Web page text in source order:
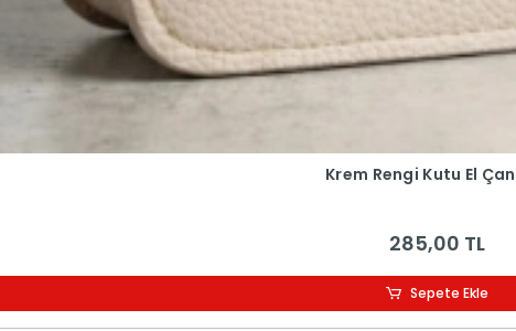
Krem Rengi Kutu El
285,00 TL
Sepete Ekle